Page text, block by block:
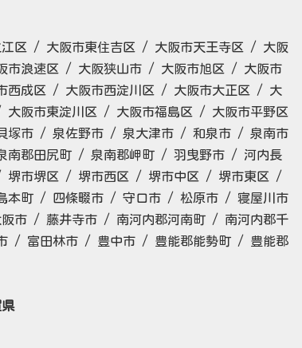
区 / 大阪市東住吉区 / 大阪市天王寺区 / 大阪
浪速区 / 大阪狭山市 / 大阪市旭区 / 大阪市
成区 / 大阪市西淀川区 / 大阪市大正区 / 大
阪市東淀川区 / 大阪市福島区 / 大阪市平野区
塚市 / 泉佐野市 / 泉大津市 / 和泉市 / 泉南市
郡田尻町 / 泉南郡岬町 / 羽曳野市 / 河内長
市堺区 / 堺市西区 / 堺市中区 / 堺市東区 /
本町 / 四條畷市 / 守口市 / 松原市 / 寝屋川市
/ 藤井寺市 / 南河内郡河南町 / 南河内郡千
/ 富田林市 / 豊中市 / 豊能郡能勢町 / 豊能郡